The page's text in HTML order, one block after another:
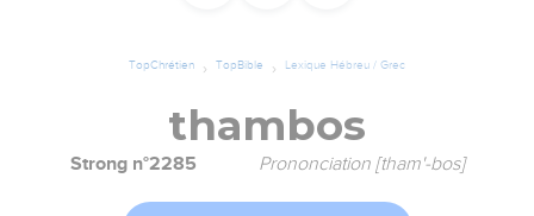
TopChrétien TopBible Lexique Hébreu / Grec
thambos
Strong n°2285 Prononciation [tham'-bos]